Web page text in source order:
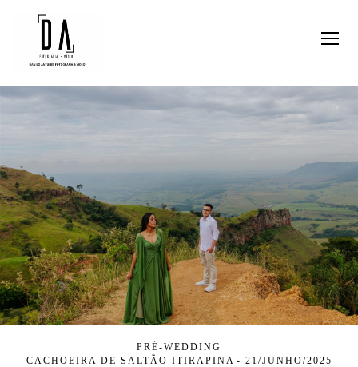
PRÉ-WEDDING
CACHOEIRA DE SALTÃO ITIRAPINA
21/JUNHO/2025